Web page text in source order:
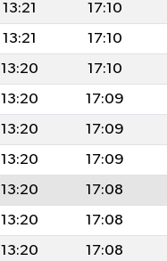
13:21 17:10
13:21 17:10
13:20 17:10
13:20 17:09
13:20 17:09
13:20 17:09
13:20 17:08
13:20 17:08
13:20 17:08